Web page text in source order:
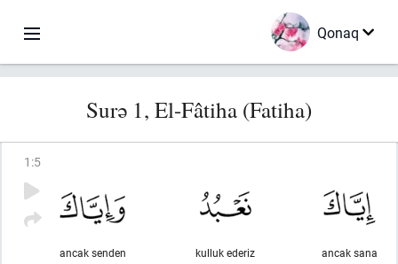
Qonaq
Surə 1, El-Fâtiha (Fatiha)
1 :5
ancak sana
kulluk ederiz
ancak senden